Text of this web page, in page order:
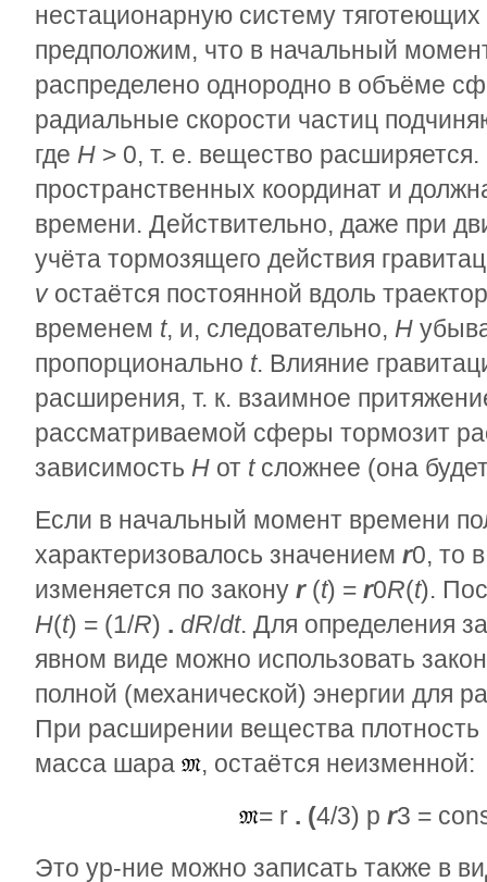
нестационарную систему
предположим, что в начальный
распределено однородно в объёме
радиальные скорости частиц
где H > 0, т. е. вещество
пространственных координат и
времени. Действительно, даже при
учёта тормозящего действия
vостаётся постоянной вдоль
временем t, и, следовательно, H
пропорционально t. Влияние
расширения, т. к. взаимное
рассматриваемой сферы тормозит
зависимость Н от tсложнее (она
Если в начальный момент времени
характеризовалось значением r0, то
изменяется по закону r (t) = r0R(t).
H(t) = (1/R) . dR/dt. Для определения
явном виде можно использовать
полной (механической) энергии для
При расширении вещества плотность
масса шара
, остаётся неизменной:
= r . (4/3) p r3 =
Это ур-ние можно записать также в